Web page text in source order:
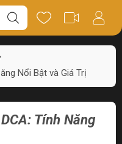
Nổi Bật và Giá Trị
Tính Năng